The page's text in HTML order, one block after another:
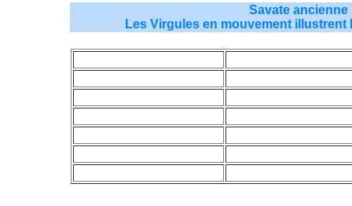
Savate ancienne
Les Virgules en mouvement illustrent